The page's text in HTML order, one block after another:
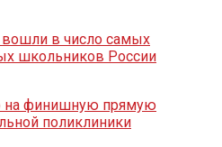
в число самых
школьников России
на финишную прямую
поликлиники